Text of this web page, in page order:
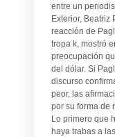
entre un
Exterior, Beatriz
reacción de
tropa k, mostró
preocupación
del dólar. Si
discurso
peor, las
por su forma de
Lo primero que
haya trabas a